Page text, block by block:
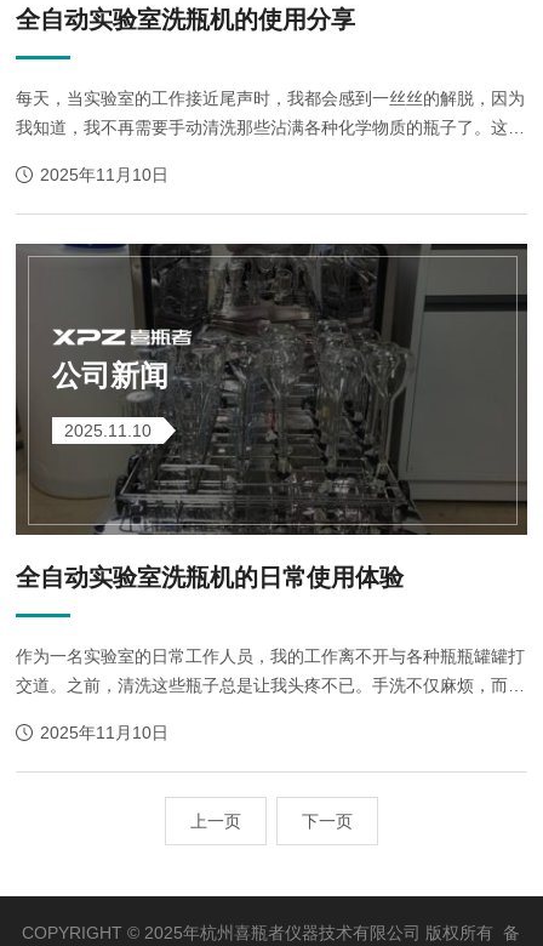
全自动实验室洗瓶机的使用分享
每天，当实验室的工作接近尾声时，我都会感到一丝丝的解脱，因为
我知道，我不再需要手动清洗那些沾满各种化学物质的瓶子了。这是
作体验。记得刚开始使用这台机器...
2025年11月10日
公司新闻
2025.11.10
全自动实验室洗瓶机的日常使用体验
作为一名实验室的日常工作人员，我的工作离不开与各种瓶瓶罐罐打
交道。之前，清洗这些瓶子总是让我头疼不已。手洗不仅麻烦，而且
实验室引进了全自动洗瓶机后，我的...
2025年11月10日
上一页 下一页
COPYRIGHT © 2025年杭州喜瓶者仪器技术有限公司 版权所有 备